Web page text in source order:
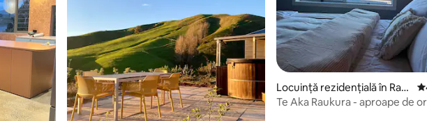
Locuință rezidențială în Ragl
an
Te Aka Raukura - aproape de